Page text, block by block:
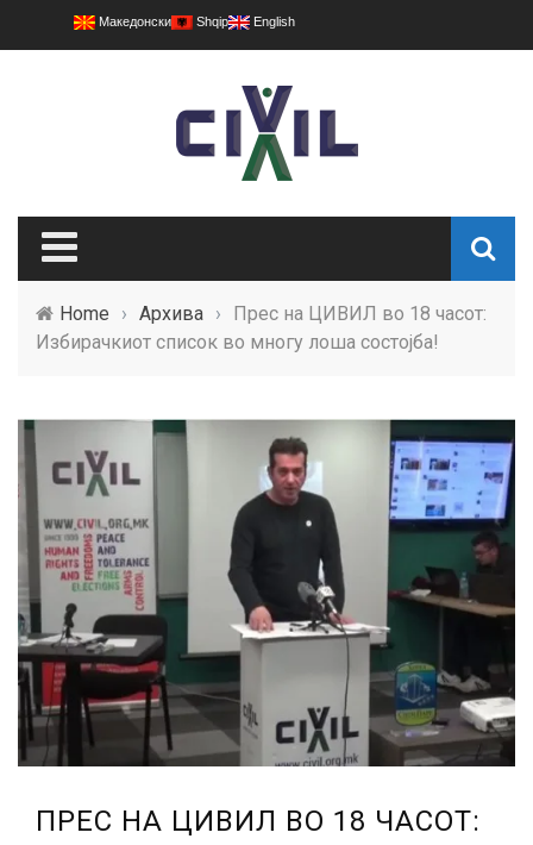
Македонски Shqip English
Home › Архива ›
Прес на ЦИВИЛ во 18 часот:
Избирачкиот список во многу лоша состојба!
ПРЕС НА ЦИВИЛ ВО 18 ЧАСОТ: